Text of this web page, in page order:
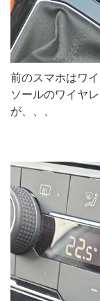
前のスマホはワ
ソールのワイヤ
が、、、